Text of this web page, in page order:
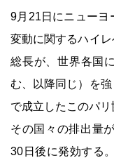
9月21日にニューヨ
変動に関するハイ
総長が、世界各国
む、以降同じ）を
で成立したこのパリ
その国々の排出量
30日後に発効する